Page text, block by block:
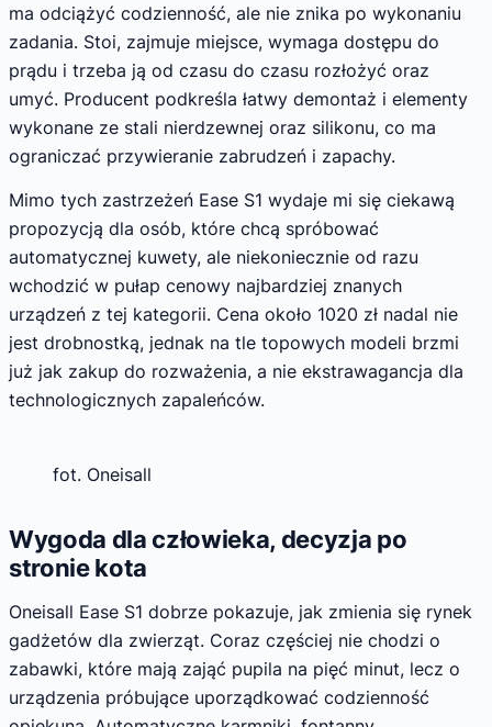
ma odciążyć codzienność, ale nie znika po wykonaniu
zadania. Stoi, zajmuje miejsce, wymaga dostępu do
prądu i trzeba ją od czasu do czasu rozłożyć oraz
umyć. Producent podkreśla łatwy demontaż i elementy
wykonane ze stali nierdzewnej oraz silikonu, co ma
ograniczać przywieranie zabrudzeń i zapachy.
Mimo tych zastrzeżeń Ease S1 wydaje mi się ciekawą
propozycją dla osób, które chcą spróbować
automatycznej kuwety, ale niekoniecznie od razu
wchodzić w pułap cenowy najbardziej znanych
urządzeń z tej kategorii. Cena około 1020 zł nadal nie
jest drobnostką, jednak na tle topowych modeli brzmi
już jak zakup do rozważenia, a nie ekstrawagancja dla
technologicznych zapaleńców.
fot. Oneisall
Wygoda dla człowieka, decyzja po
stronie kota
Oneisall Ease S1 dobrze pokazuje, jak zmienia się rynek
gadżetów dla zwierząt. Coraz częściej nie chodzi o
zabawki, które mają zająć pupila na pięć minut, lecz o
urządzenia próbujące uporządkować codzienność